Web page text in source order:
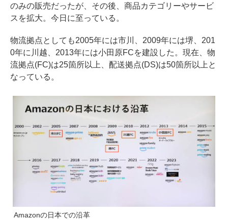
のみの販売だったが、その後、商品カテゴリーやサービ
スを拡大。今日に至っている。
物流拠点としても2005年には市川、2009年には堺、201
0年に川越、2013年には小田原FCを建設した。現在、物
流拠点(FC)は25箇所以上、配送拠点(DS)は50箇所以上と
なっている。
Amazonの日本での沿革